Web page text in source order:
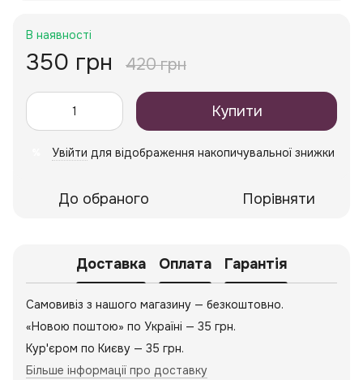
В наявності
350 грн 420 грн
Купити
Увійти для відображення накопичувальної знижки
До обраного Порівняти
Доставка Оплата Гарантія
Самовивіз з нашого магазину — безкоштовно.
«Новою поштою» по Україні — 35 грн.
Кур'єром по Києву — 35 грн.
Більше інформації про доставку